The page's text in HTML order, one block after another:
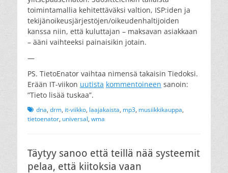
toimintamallia kehitettäväksi valtion, ISP:iden ja
tekijänoikeusjärjestöjen/oikeudenhaltijoiden
kanssa niin, että kuluttajan – maksavan asiakkaan
– ääni vaihteeksi painaisikin jotain.
—
PS. TietoEnator vaihtaa nimensä takaisin Tiedoksi.
Erään IT-viikon uutista kommentoineen sanoin:
”Tieto lisää tuskaa”.
Tagsdna, drm, it-viikko, laajakaista, mp3, musiikkikauppa,
tietoenator, universal, wma
Täytyy sanoo että teillä nää systeemit
pelaa, että kiitoksia vaan